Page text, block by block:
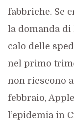
fabbriche. Se
la domanda di
calo delle
nel primo
non riescono
febbraio,
l’epidemia in